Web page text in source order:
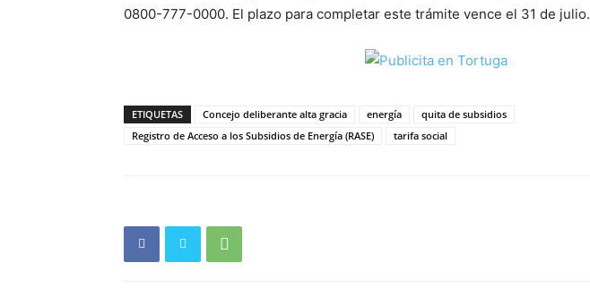
0800-777-0000. El plazo para completar este trámite vence el 31 de julio.
ETIQUETAS Concejo deliberante alta gracia energía
quita de subsidios
Registro de Acceso a los Subsidios de Energía (RASE)
tarifa social